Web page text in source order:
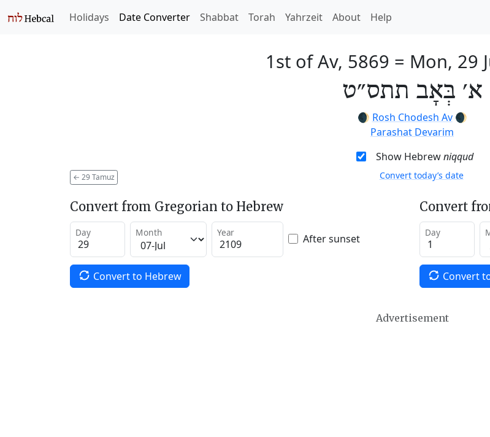
Holidays Date Converter Shabbat Torah Yahrzeit About Help
1st of Av, 5869 = Mon, 29
א׳ בְּאָב תתס״ט
🌒 Rosh Chodesh Av🌒
Parashat Devarim
Show Hebrewniqqud
← 29 Tamuz Convert today’s date
Convert from Gregorian to Hebrew
Day Month Year After sunset
Convert to Hebrew
Convert
Day
Convert
Advertisement